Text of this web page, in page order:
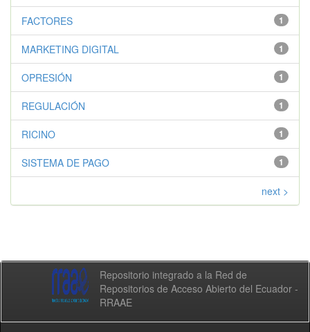
1
FACTORES
1
MARKETING DIGITAL
1
OPRESIÓN
1
REGULACIÓN
1
RICINO
1
SISTEMA DE PAGO
next >
Repositorio integrado a la Red de
Repositorios de Acceso Abierto del Ecuador -
RRAAE